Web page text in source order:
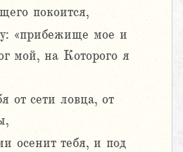
покоится,
«прибежище мое и
мой, на Которого я
от сети ловца, от
осенит тебя, и под